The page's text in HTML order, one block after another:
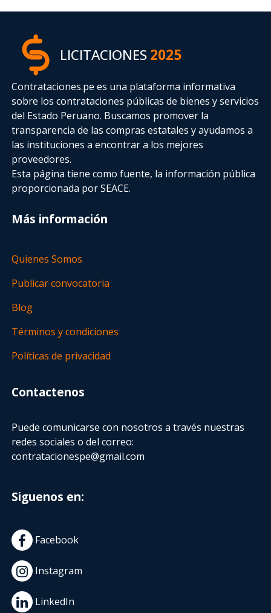
LICITACIONES2025
Contrataciones.pe es una plataforma informativa
sobre los contrataciones públicas de bienes y servicios
del Estado Peruano. Buscamos promover la
transparencia de las compras estatalesy ayudamos a
las instituciones a encontrar a los mejores
proveedores.
Esta página tiene como fuente, la información pública
proporcionada por SEACE.
Más información
Quienes Somos
Publicar convocatoria
Blog
Términos y condiciones
Políticas de privacidad
Contactenos
Puede comunicarse con nosotros a través nuestras
redes sociales o del correo:
contratacionespe@gmail.com
Siguenos en:
Facebook
Instagram
LinkedIn